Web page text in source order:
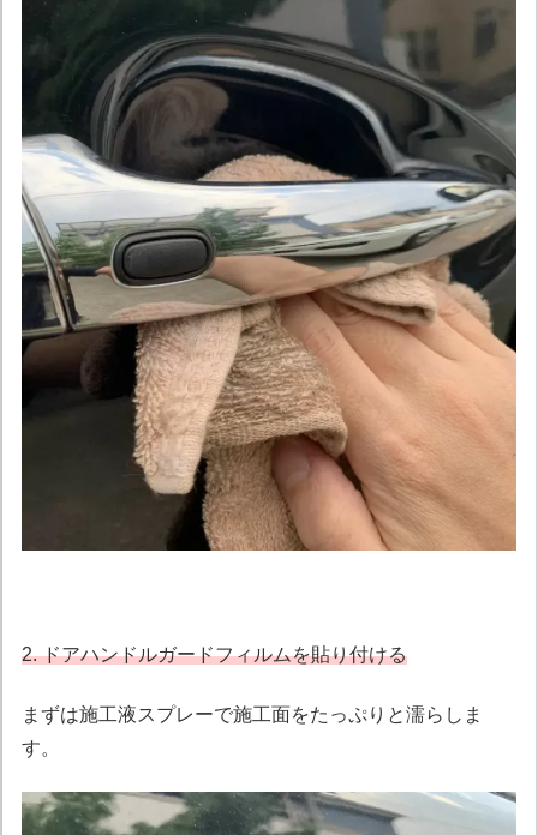
2. ドアハンドルガードフィルムを貼り付ける
まずは施工液スプレーで施工面をたっぷりと濡らしま
す。